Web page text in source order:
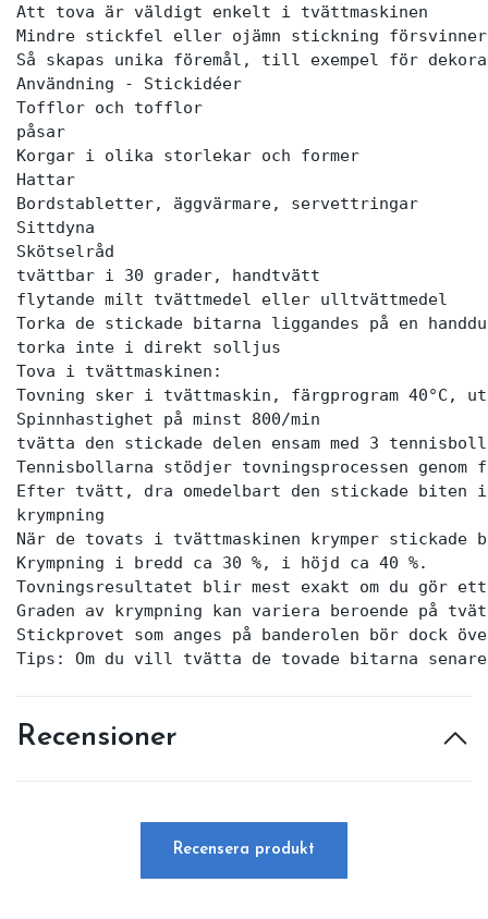
Att tova är väldigt enkelt i tvättmaskinen
Mindre stickfel eller ojämn stickning
Så skapas unika föremål, till exempel för
Användning - Stickidéer
Tofflor och tofflor
påsar
Korgar i olika storlekar och former
Hattar
Bordstabletter, äggvärmare, servettringar
Sittdyna
Skötselråd
tvättbar i 30 grader, handtvätt
flytande milt tvättmedel eller ulltvättmedel
Torka de stickade bitarna liggandes på en
torka inte i direkt solljus
Tova i tvättmaskinen:
Tovning sker i tvättmaskin, färgprogram 40°C,
Spinnhastighet på minst 800/min
tvätta den stickade delen ensam med 3
Tennisbollarna stödjer tovningsprocessen
Efter tvätt, dra omedelbart den stickade biten
krympning
När de tovats i tvättmaskinen krymper
Krympning i bredd ca 30 %, i höjd ca 40 %.
Tovningsresultatet blir mest exakt om du gör
Graden av krympning kan variera beroende
Stickprovet som anges på banderolen bör dock
Tips: Om du vill tvätta de tovade bitarna
Recensioner
Recensera produkt